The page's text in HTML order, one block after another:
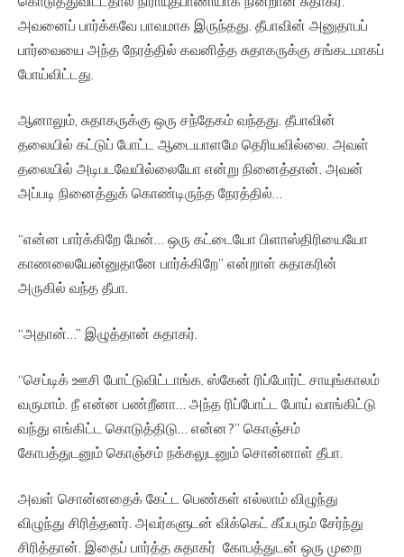
அவனைப் பார்க்கவே பாவமாக இருந்தது. தீபாவின் அனுதாபப்
பார்வையை அந்த நேரத்தில் கவனித்த சுதாகருக்கு சங்கடமாகப்
போய்விட்டது.
ஆனாலும், சுதாகருக்கு ஒரு சந்தேகம் வந்தது. தீபாவின்
தலையில் கட்டுப் போட்ட ஆடையாளமே தெரியவில்லை. அவள்
தலையில் அடிபடவேயில்லையோ என்று நினைத்தான். அவன்
அப்படி நினைத்துக் கொண்டிருந்த நேரத்தில்…
“என்ன பார்க்கிறே மேன்… ஒரு கட்டையோ பிளாஸ்திரியையோ
காணலையேன்னுதானே பார்க்கிறே” என்றாள் சுதாகரின்
அருகில் வந்த தீபா.
“அதான்…” இழுத்தான் சுதாகர்.
“செப்டிக் ஊசி போட்டுவிட்டாங்க. ஸ்கேன் ரிப்போர்ட் சாயுங்காலம்
வருமாம். நீ என்ன பண்றீனா… அந்த ரிப்போட்ட போய் வாங்கிட்டு
வந்து எங்கிட்ட கொடுத்திடு… என்ன?” கொஞ்சம்
கோபத்துடனும் கொஞ்சம் நக்கலுடனும் சொன்னாள் தீபா.
அவள் சொன்னதைக் கேட்ட பெண்கள் எல்லாம் விழுந்து
விழுந்து சிரித்தனர். அவர்களுடன் விக்கெட் கீப்பரும் சேர்ந்து
சிரித்தான். இதைப் பார்த்த சுதாகர் கோபத்துடன் ஒரு முறை